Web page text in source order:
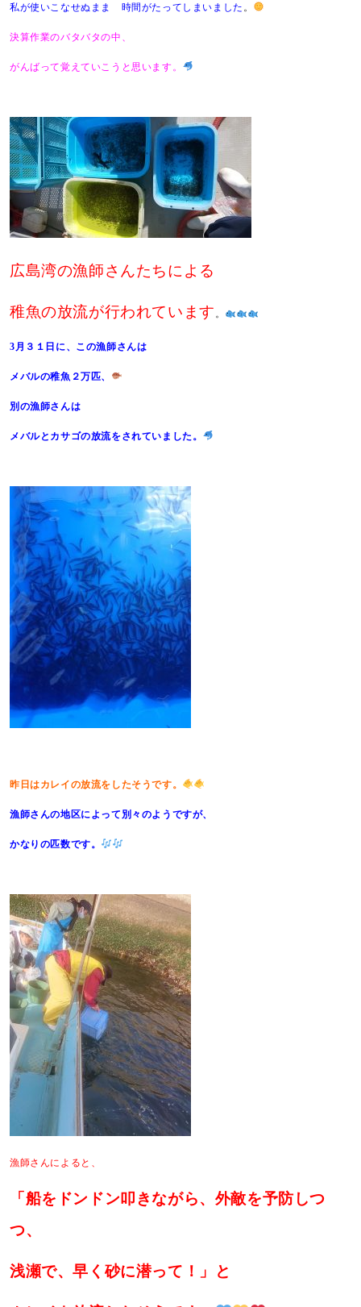
私が使いこなせぬまま 時間がたってしまいました 。
決算作業のバタバタの中、
がんばって覚えていこうと思います。
広島湾の漁師さんたちによる
稚魚の放流が行われています 。
3月３１日に、この漁師さんは
メバルの稚魚２万匹、
別の漁師さんは
メバルとカサゴの放流をされていました。
昨日はカレイの放流をしたそうです。
漁師さんの地区によって別々のようですが、
かなりの匹数です。
漁師さんによると、
「船をドンドン叩きながら、外敵を予防しつ
つ、
浅瀬で、早く砂に潜って！」と